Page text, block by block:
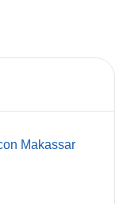
Makassar